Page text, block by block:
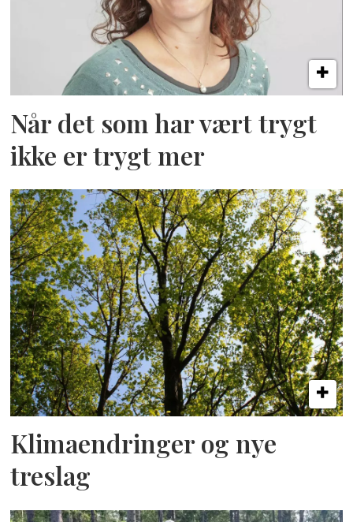
Når det som har vært trygt
ikke er trygt mer
Klimaendringer og nye
treslag